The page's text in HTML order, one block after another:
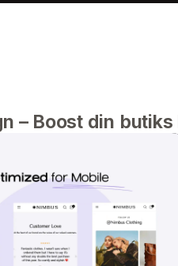
– Boost din